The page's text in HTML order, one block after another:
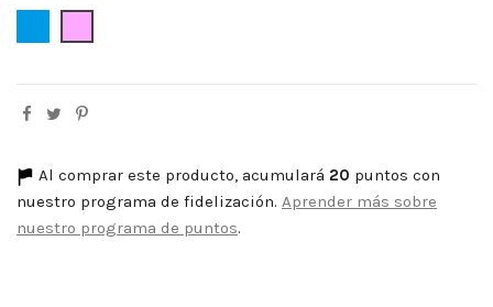
Al comprar este producto, acumulará 20 puntos con
nuestro programa de fidelización. Aprender más sobre
nuestro programa de puntos.